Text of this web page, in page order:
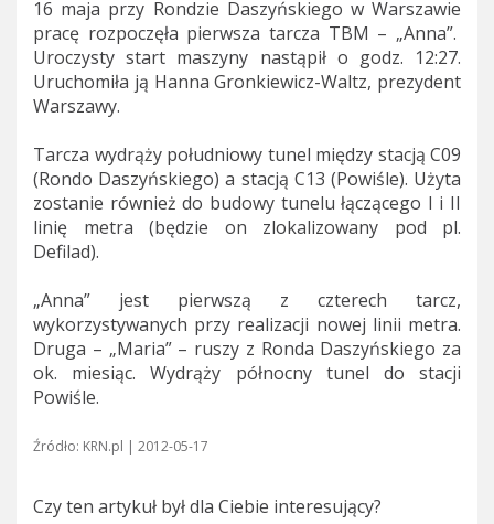
16 maja przy Rondzie Daszyńskiego w Warszawie
pracę rozpoczęła pierwsza tarcza TBM – „Anna”.
Uroczysty start maszyny nastąpił o godz. 12:27.
Uruchomiła ją Hanna Gronkiewicz-Waltz, prezydent
Warszawy.
Tarcza wydrąży południowy tunel między stacją C09
(Rondo Daszyńskiego) a stacją C13 (Powiśle). Użyta
zostanie również do budowy tunelu łączącego I i II
linię metra (będzie on zlokalizowany pod pl.
Defilad).
„Anna” jest pierwszą z czterech tarcz,
wykorzystywanych przy realizacji nowej linii metra.
Druga – „Maria” – ruszy z Ronda Daszyńskiego za
ok. miesiąc. Wydrąży północny tunel do stacji
Powiśle.
Źródło: KRN.pl | 2012-05-17
Czy ten artykuł był dla Ciebie interesujący?